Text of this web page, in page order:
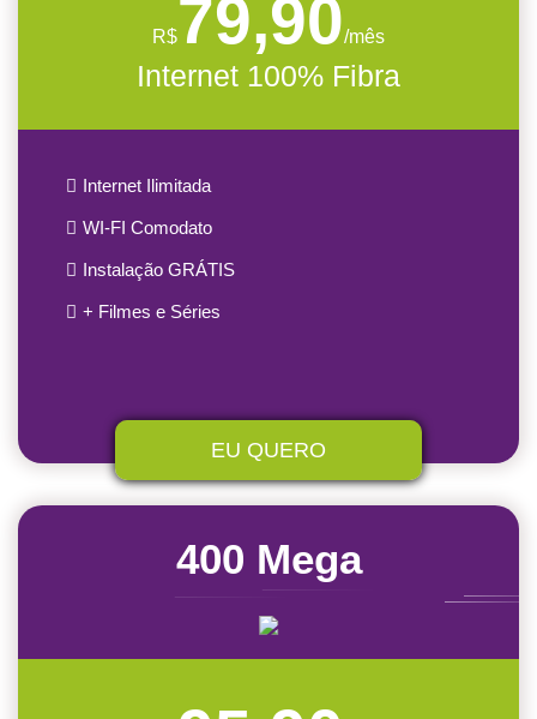
R$79,90/mês
Internet 100% Fibra
Internet Ilimitada
WI-FI Comodato
Instalação GRÁTIS
+ Filmes e Séries
EU QUERO
400 Mega